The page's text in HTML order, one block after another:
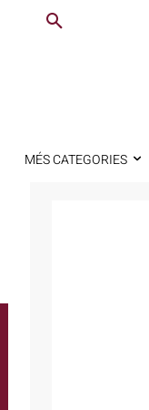
MÉS CATEGORIES